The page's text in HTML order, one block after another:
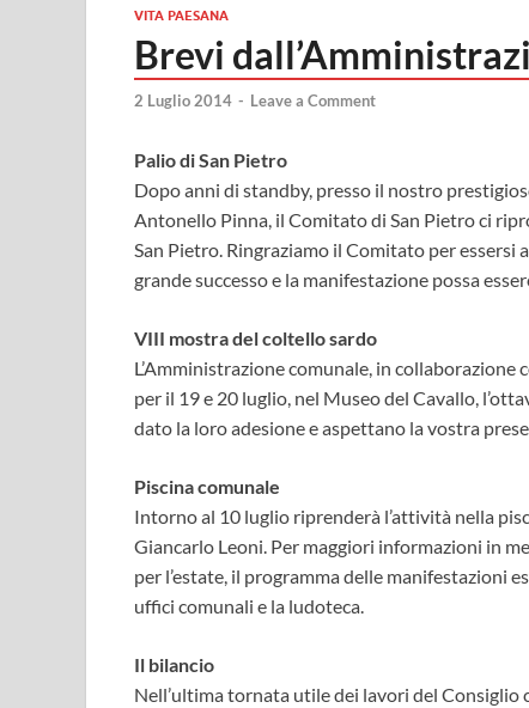
VITA PAESANA
Brevi
2 Luglio 2014 - Leave a Comment
Palio di San Pietro
Dopo anni di standby, presso il nostro
Antonello Pinna, il Comitato di San Pietro ci
San Pietro. Ringraziamo il Comitato per essersi
grande successo e la manifestazione possa
VIII mostra del coltello sardo
L’Amministrazione comunale, in
per il 19 e 20 luglio, nel Museo del Cavallo,
dato la loro adesione e aspettano la vostra
Piscina comunale
Intorno al 10 luglio riprenderà l’attività nella
Giancarlo Leoni. Per maggiori informazioni in
per l’estate, il programma delle manifestazioni
uffici comunali e la ludoteca.
Il bilancio
Nell’ultima tornata utile dei lavori del